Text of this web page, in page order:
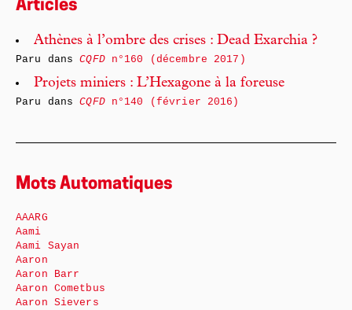
Articles
Athènes à l’ombre des crises : Dead Exarchia ?
Paru dansCQFDn°160 (décembre 2017)
Projets miniers : L’Hexagone à la foreuse
Paru dansCQFDn°140 (février 2016)
Mots Automatiques
AAARG
Aami
Aami Sayan
Aaron
Aaron Barr
Aaron Cometbus
Aaron Sievers